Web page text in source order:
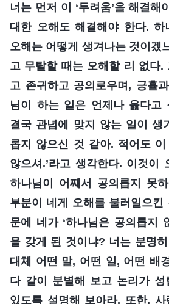
너는 먼저 이 ‘두려움’을 해결해
대한 오해도 해결해야 한다. 하
오해는 어떻게 생겨나는 것이겠
고 무탈할 때는 오해할 리 없다.
고 존귀하고 공의로우며, 긍휼
님이 하는 일은 언제나 옳다고
결국 관념에 맞지 않는 일이 생
롭지 않으신 것 같아. 적어도 이
않으셔.’라고 생각한다. 이것이
하나님이 어째서 공의롭지 못
부분이 네게 오해를 불러일으킨
문에 네가 ‘하나님은 공의롭지
을 갖게 된 것이냐? 너는 분명
대체 어떤 말, 어떤 일, 어떤 배
다 같이 분별해 보고 논리가 성
있도록 설명해 보아라. 또한, 사